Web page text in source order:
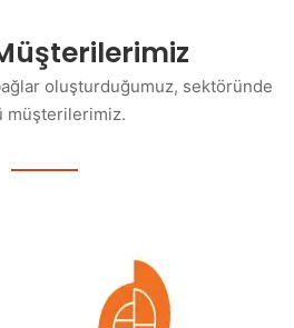
oluşturduğumuz, sektöründe
müşterilerimiz.